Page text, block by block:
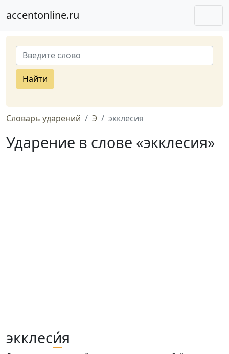
accentonline.ru
Найти
Словарь ударений Э экклесия
Ударение в слове «экклесия»
экклеси́я